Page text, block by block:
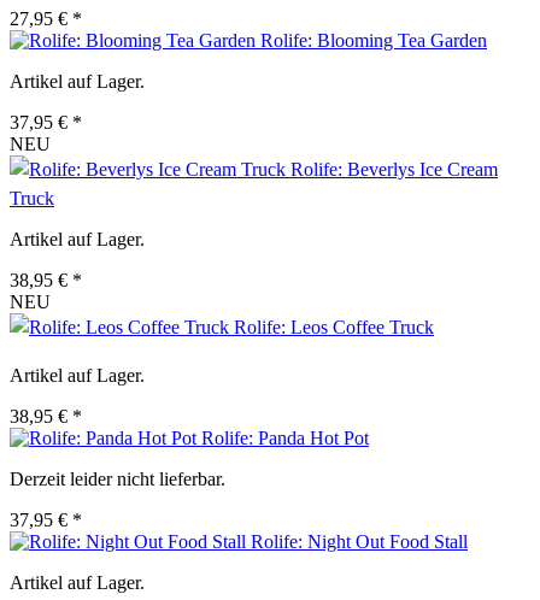
27,95 € *
Rolife: Blooming Tea Garden
Artikel auf Lager.
37,95 € *
NEU
Rolife: Beverlys Ice Cream
Truck
Artikel auf Lager.
38,95 € *
NEU
Rolife: Leos Coffee Truck
Artikel auf Lager.
38,95 € *
Rolife: Panda Hot Pot
Derzeit leider nicht lieferbar.
37,95 € *
Rolife: Night Out Food Stall
Artikel auf Lager.